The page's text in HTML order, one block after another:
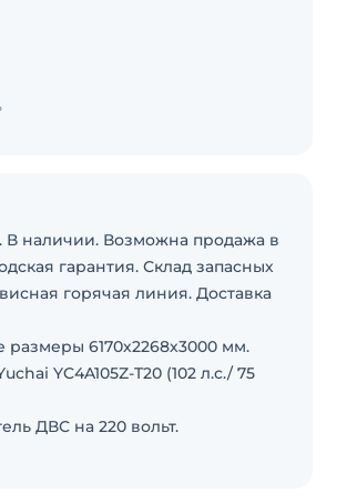
В наличии. Возможна продажа в
гарантия. Склад запасных
горячая линия. Доставка
размеры 6170х2268х3000 мм.
YC4A105Z-T20 (102 л.с./ 75
ДВС на 220 вольт.
4х4.